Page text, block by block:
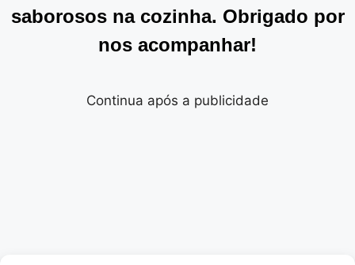
saborosos na cozinha. Obrigado por
nos acompanhar!
Continua após a publicidade